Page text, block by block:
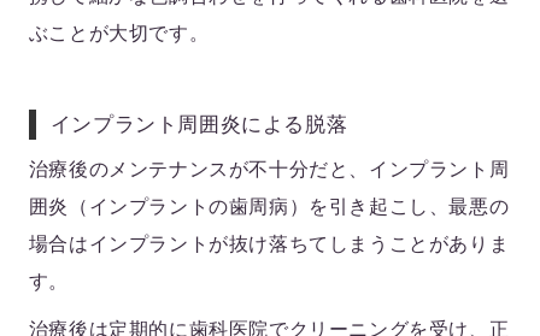
ぶことが大切です。
インプラント周囲炎による脱落
治療後のメンテナンスが不十分だと、インプラント周
囲炎（インプラントの歯周病）を引き起こし、最悪の
場合はインプラントが抜け落ちてしまうことがありま
す。
治療後は定期的に歯科医院でクリーニングを受け、正